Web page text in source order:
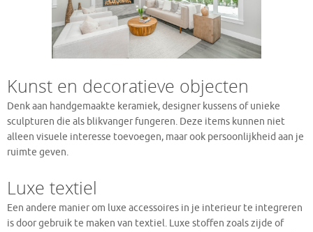
Kunst en decoratieve objecten
Denk aan handgemaakte keramiek, designer kussens of unieke
sculpturen die als blikvanger fungeren. Deze items kunnen niet
alleen visuele interesse toevoegen, maar ook persoonlijkheid aan je
ruimte geven.
Luxe textiel
Een andere manier om luxe accessoires in je interieur te integreren
is door gebruik te maken van textiel. Luxe stoffen zoals zijde of